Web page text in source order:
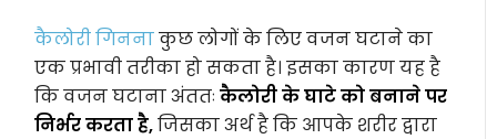
कैलोरी गिननाकुछ लोगों के लिए वजन घटाने का
एक प्रभावी तरीका हो सकता है। इसका कारण यह है
कि वजन घटाना अंततः कैलोरी के घाटे को बनाने पर
निर्भर करता है,जिसका अर्थ है कि आपके शरीर द्वारा